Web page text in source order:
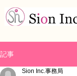
記事
Sion Inc.事務局